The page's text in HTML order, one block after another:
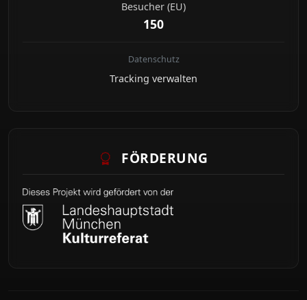
Besucher (EU)
150
Datenschutz
Tracking verwalten
FÖRDERUNG